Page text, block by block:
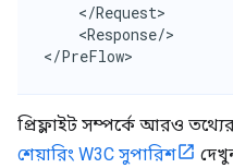
    </Request>
    <Response/>
</PreFlow>
প্রিফ্লাইট সম্পর্কে আরও
শেয়ারিং W3C সুপারিশ